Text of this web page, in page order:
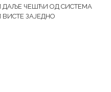
ДАЉЕ ЧЕШЋИ ОД СИСТЕМА
ЗАЈЕДНО